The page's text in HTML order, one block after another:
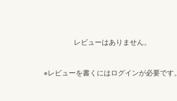
レビューはありません。
※レビューを書くにはログインが必要です。